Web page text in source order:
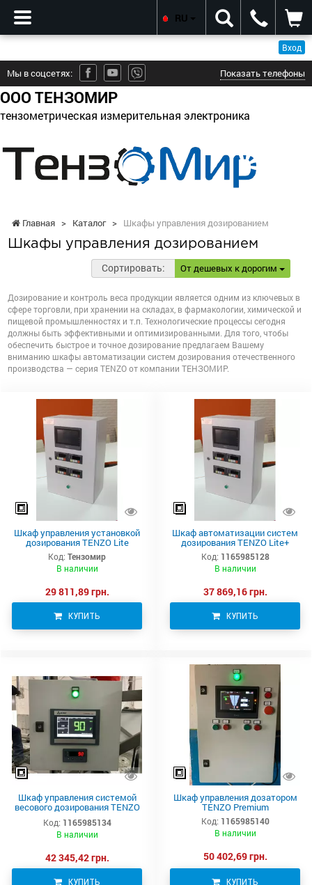
Вход
Мы в соцсетях: Показать телефоны
ООО ТЕНЗОМИР
тензометрическая измерительная электроника
RU
Главная > Каталог > Шкафы управления дозированием
Шкафы управления дозированием
Сортировать: От дешевых к дорогим
Дозирование и контроль веса продукции является одним из ключевых в
сфере торговли, при хранении на складах, в фармакологии, химической и
пищевой промышленностях и т.п. Технологические процессы сегодня
должны быть эффективными и оптимизированными. Для того, чтобы
обеспечить быстрое и точное дозирование предлагаем Вашему
вниманию шкафы автоматизации систем дозирования отечественного
производства — серия TENZO от компании ТЕНЗОМИР.
Шкаф управления установкой
дозирования TENZO Lite
Код: Тензомир
В наличии
29 811,89 грн.
КУПИТЬ
Шкаф автоматизации систем
дозирования TENZO Lite+
Код: 1165985128
В наличии
37 869,16 грн.
КУПИТЬ
Шкаф управления системой
весового дозирования TENZO
Standard
Код: 1165985134
В наличии
42 345,42 грн.
КУПИТЬ
Шкаф управления дозатором
TENZO Premium
Код: 1165985140
В наличии
50 402,69 грн.
КУПИТЬ